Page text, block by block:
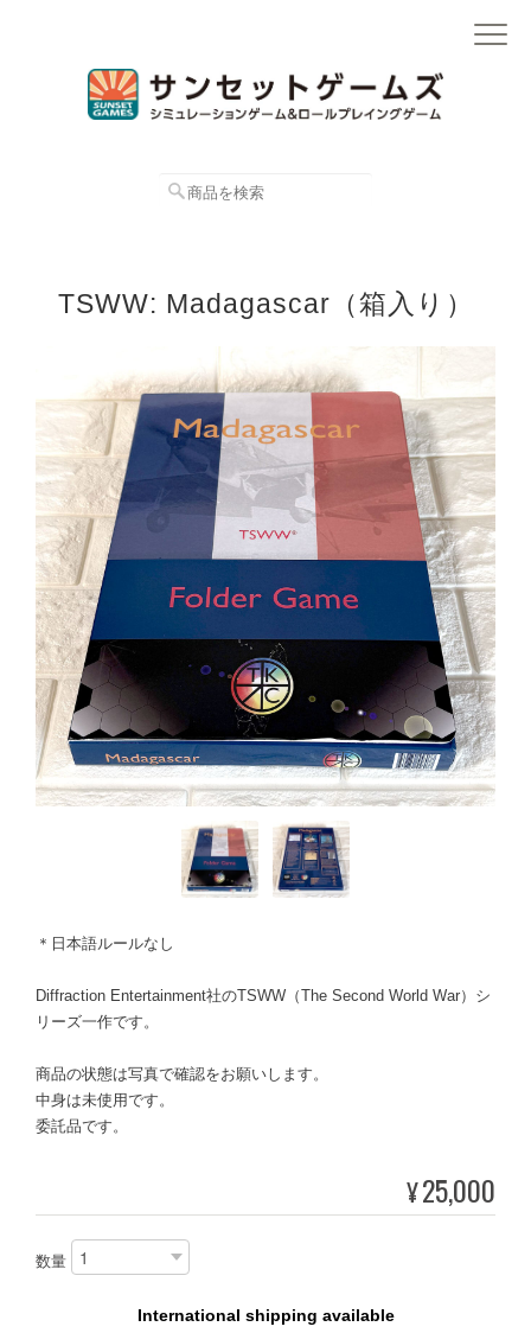
TSWW: Madagascar（箱入り）
＊日本語ルールなし
Diffraction Entertainment社のTSWW（The Second World War）シ
リーズ一作です。
商品の状態は写真で確認をお願いします。
中身は未使用です。
委託品です。
¥25,000
数量
International shipping available